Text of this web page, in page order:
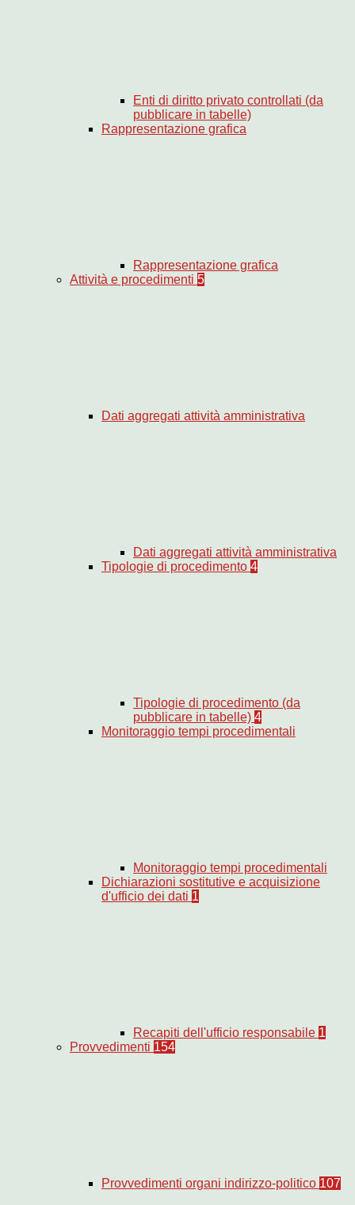
Enti di diritto privato controllati (da
pubblicare in tabelle)
Rappresentazione grafica
Rappresentazione grafica
Attività e procedimenti 5
Dati aggregati attività amministrativa
Dati aggregati attività amministrativa
Tipologie di procedimento 4
Tipologie di procedimento (da
pubblicare in tabelle) 4
Monitoraggio tempi procedimentali
Monitoraggio tempi procedimentali
Dichiarazioni sostitutive e acquisizione
d'ufficio dei dati 1
Recapiti dell'ufficio responsabile 1
Provvedimenti 154
Provvedimenti organi indirizzo-politico 107